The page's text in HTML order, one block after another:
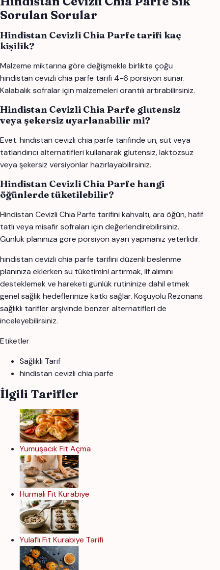
Sorulan Sorular
Hindistan Cevizli Chia Parfe tarifi kaç
kişilik?
Malzeme miktarına göre değişmekle birlikte çoğu
hindistan cevizli chia parfe tarifi 4-6 porsiyon sunar.
Kalabalık sofralar için malzemeleri orantılı artırabilirsiniz.
Hindistan Cevizli Chia Parfe glutensiz
veya şekersiz uyarlanabilir mi?
Evet. hindistan cevizli chia parfe tarifinde un, süt veya
tatlandırıcı alternatifleri kullanarak glutensiz, laktozsuz
veya şekersiz versiyonlar hazırlayabilirsiniz.
Hindistan Cevizli Chia Parfe hangi
öğünlerde tüketilebilir?
Hindistan Cevizli Chia Parfe tarifini kahvaltı, ara öğün, hafif
tatlı veya misafir sofraları için değerlendirebilirsiniz.
Günlük planınıza göre porsiyon ayarı yapmanız yeterlidir.
hindistan cevizli chia parfe tarifini düzenli beslenme
planınıza eklerken su tüketimini artırmak, lif alımını
desteklemek ve hareketi günlük rutininize dahil etmek
genel sağlık hedeflerinize katkı sağlar. Koşuyolu Rezonans
sağlıklı tarifler arşivinde benzer alternatifleri de
inceleyebilirsiniz.
Etiketler
Sağlıklı Tarif
hindistan cevizli chia parfe
İlgili Tarifler
Yumuşacık Fit Açma
Hurmalı Fit Kurabiye
Yulaflı Fit Kurabiye Tarifi